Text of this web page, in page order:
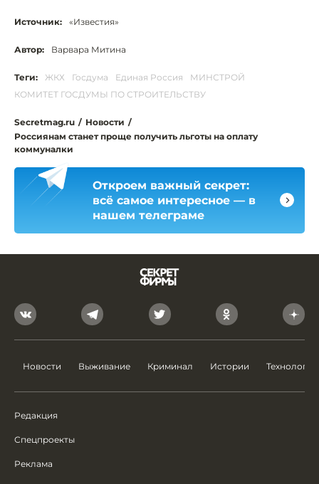
Источник: «Известия»
Автор: Варвара Митина
Теги: ЖКХ Госдума Единая Россия
МИНСТРОЙ
КОМИТЕТ ГОСДУМЫ ПО СТРОИТЕЛЬСТВУ
Secretmag.ru / Новости /
Россиянам станет проще получить льготы на оплату
коммуналки
Откроем важный секрет:
всё самое интересное — в
нашем телеграме
Новости Выживание Криминал Истории Технологии
Редакция
Спецпроекты
Реклама